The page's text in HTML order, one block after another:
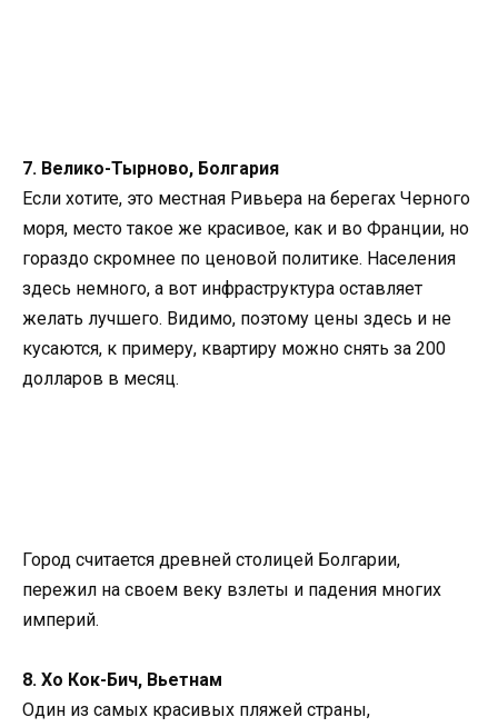
7. Велико-Тырново, Болгария
Если хотите, это местная Ривьера на берегах Черного
моря, место такое же красивое, как и во Франции, но
гораздо скромнее по ценовой политике. Населения
здесь немного, а вот инфраструктура оставляет
желать лучшего. Видимо, поэтому цены здесь и не
кусаются, к примеру, квартиру можно снять за 200
долларов в месяц.
Город считается древней столицей Болгарии,
пережил на своем веку взлеты и падения многих
империй.
8. Хо Кок-Бич, Вьетнам
Один из самых красивых пляжей страны,